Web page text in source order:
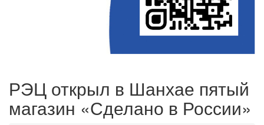
РЭЦ открыл в Шанхае пятый
магазин «Сделано в России»